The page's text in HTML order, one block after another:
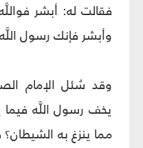
فقالت له: أبشر
وأبشر فإنك رسول
وقد سُئل الإمام
يخف رسول اللَّه فيما
مما ينزغ به